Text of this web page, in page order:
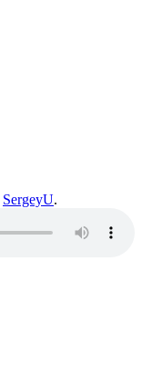
SergeyU.